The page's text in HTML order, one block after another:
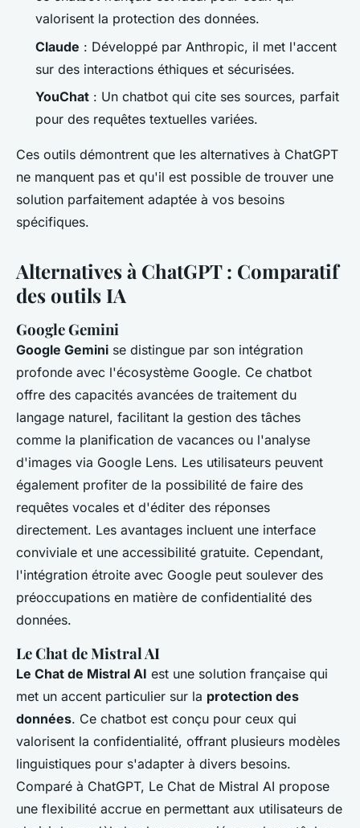
valorisent la protection des données.
Claude : Développé par Anthropic, il met l'accent
sur des interactions éthiques et sécurisées.
YouChat : Un chatbot qui cite ses sources, parfait
pour des requêtes textuelles variées.
Ces outils démontrent que les alternatives à ChatGPT
ne manquent pas et qu'il est possible de trouver une
solution parfaitement adaptée à vos besoins
spécifiques.
Alternatives à ChatGPT : Comparatif
des outils IA
Google Gemini
Google Gemini se distingue par son intégration
profonde avec l'écosystème Google. Ce chatbot
offre des capacités avancées de traitement du
langage naturel, facilitant la gestion des tâches
comme la planification de vacances ou l'analyse
d'images via Google Lens. Les utilisateurs peuvent
également profiter de la possibilité de faire des
requêtes vocales et d'éditer des réponses
directement. Les avantages incluent une interface
conviviale et une accessibilité gratuite. Cependant,
l'intégration étroite avec Google peut soulever des
préoccupations en matière de confidentialité des
données.
Le Chat de Mistral AI
Le Chat de Mistral AI est une solution française qui
met un accent particulier sur la protection des
données. Ce chatbot est conçu pour ceux qui
valorisent la confidentialité, offrant plusieurs modèles
linguistiques pour s'adapter à divers besoins.
Comparé à ChatGPT, Le Chat de Mistral AI propose
une flexibilité accrue en permettant aux utilisateurs de